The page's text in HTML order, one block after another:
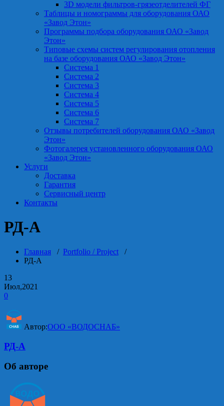
3D модели фильтров-грязеотделителей ФГ
Таблицы и номограммы для оборудования ОАО
«Завод Этон»
Программы подбора оборудования ОАО «Завод
Этон»
Типовые схемы систем регулирования отопления
на базе оборудования ОАО «Завод Этон»
Система 1
Система 2
Система 3
Система 4
Система 5
Система 6
Система 7
Отзывы потребителей оборудования ОАО «Завод
Этон»
Фотогалерея установленного оборудования ОАО
«Завод Этон»
Услуги
Доставка
Гарантия
Сервисный центр
Контакты
РД-А
Главная / Portfolio / Project /
РД-А
13
Июл,2021
0
Автор:ООО «ВОДОСНАБ»
РД-А
Об авторе